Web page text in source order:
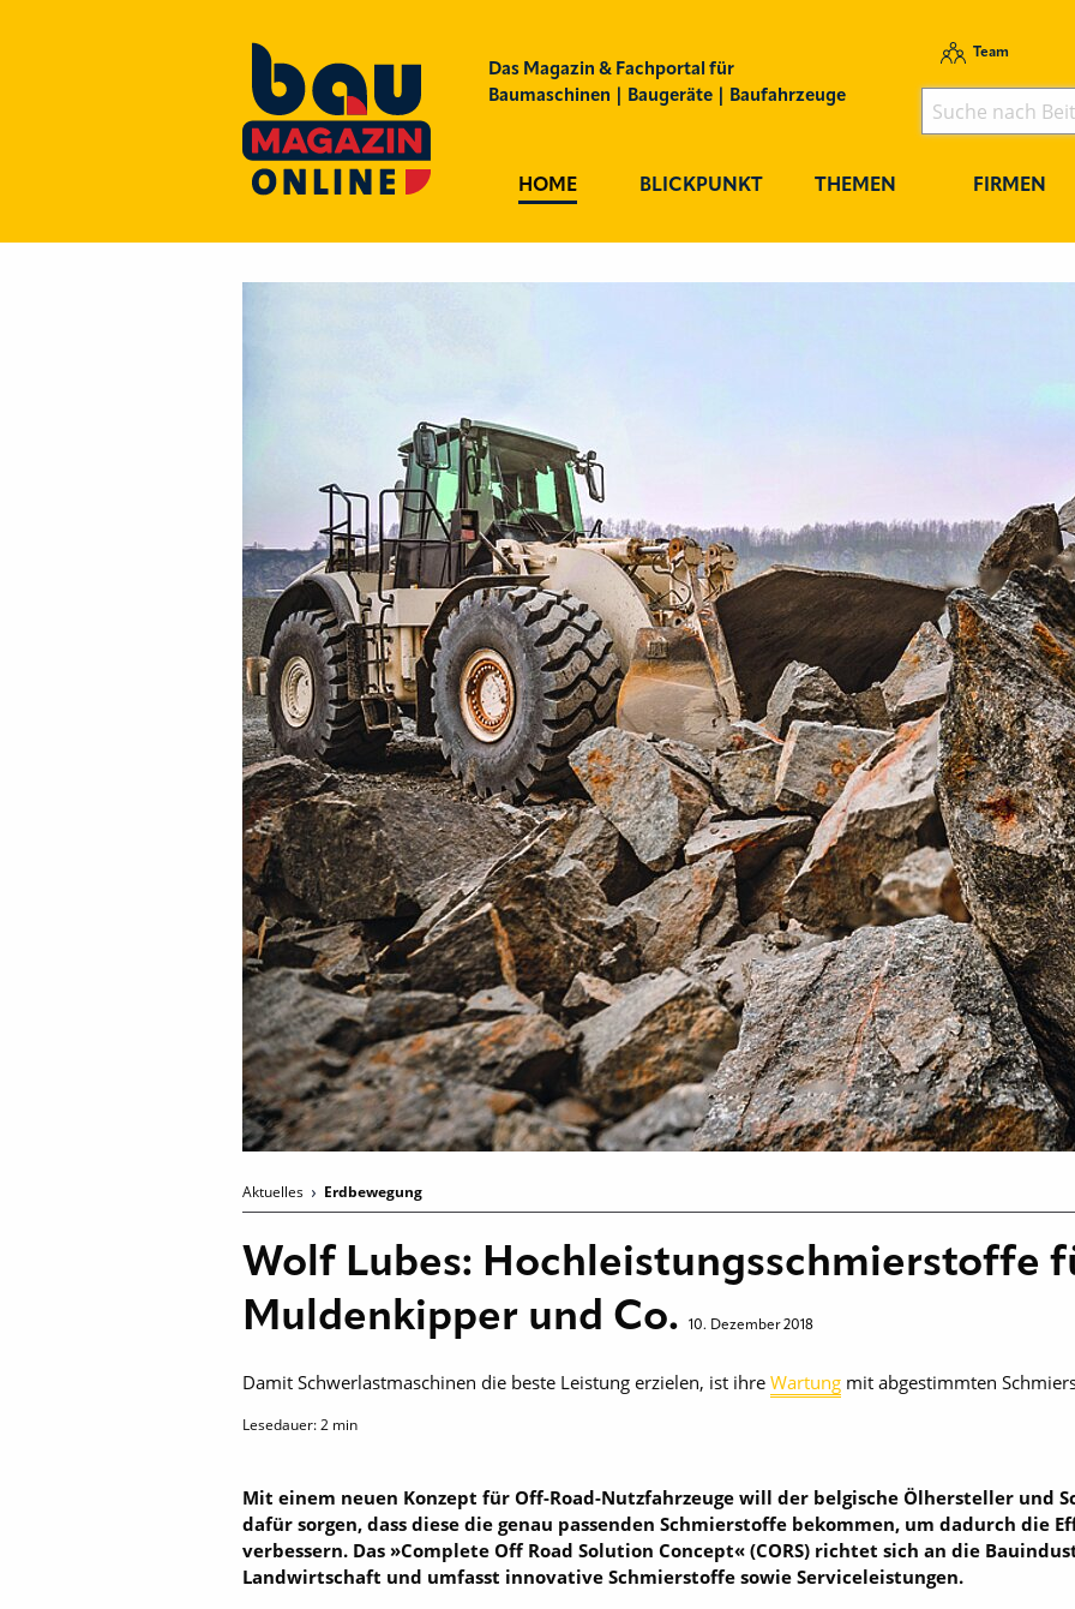
Das Magazin & Fachportal für
Baumaschinen | Baugeräte | Baufahrzeuge
Team
HOME BLICKPUNKT THEMEN FIRMEN
Aktuelles Erdbewegung
Wolf Lubes: Hochleistungsschmierstoffe
Muldenkipper und Co.
10. Dezember 2018
Damit Schwerlastmaschinen die beste Leistung erzielen, ist ihre Wartung mit abgestimmten
Lesedauer:2 min
Mit einem neuen Konzept für Off-Road-Nutzfahrzeuge will der belgische ­Ölhersteller und
dafür sorgen, dass diese die genau passenden Schmierstoffe bekommen, um dadurch die
verbessern. Das »Complete Off Road Solution Concept« (CORS) richtet sich an die
Landwirtschaft und umfasst innovative Schmierstoffe sowie Serviceleistungen.